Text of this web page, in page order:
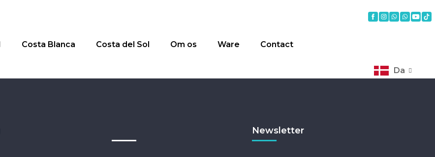
Costa Blanca Costa del Sol Om os Ware Contact
Da
Newsletter